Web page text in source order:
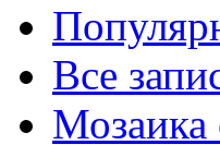
Все
Мозаика